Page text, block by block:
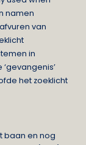
namen
van
in
het zoeklicht
baan en nog